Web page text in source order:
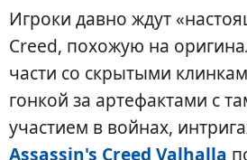
Игроки давно ждут
Creed, похожую на
части со скрытыми
гонкой за артефактами с
участием в войнах,
Assassin's Creed Valhalla